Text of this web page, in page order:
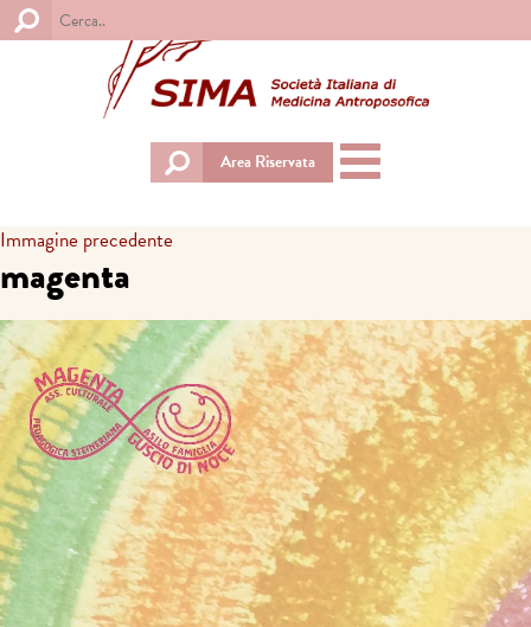
Area Riservata
Toggle
navigation
Immagine precedente
magenta